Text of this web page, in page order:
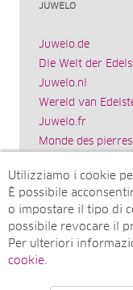
JUWELO
Juwelo.de
Die Welt der
Juwelo.nl
Wereld van
Juwelo.fr
Monde des pierres
El mundo de las
World of
Juwelo.com
Ädelstenarnas
Utilizziamo i cookie
È possibile
o impostare il tipo di
possibile revocare il
Per ulteriori
cookie.